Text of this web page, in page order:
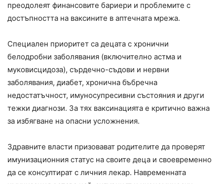
преодолеят финансовите бариери и проблемите с
достъпността на ваксините в аптечната мрежа.
Специален приоритет са децата с хронични
белодробни заболявания (включително астма и
муковисцидоза), сърдечно-съдови и нервни
заболявания, диабет, хронична бъбречна
недостатъчност, имуносупресивни състояния и други
тежки диагнози. За тях ваксинацията е критично важна
за избягване на опасни усложнения.
Здравните власти призовават родителите да проверят
имунизационния статус на своите деца и своевременно
да се консултират с личния лекар. Навременната